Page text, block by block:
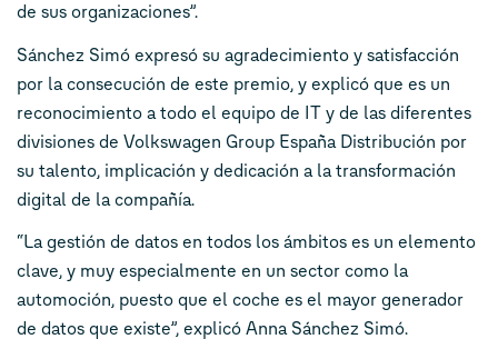
de sus organizaciones”.
Sánchez Simó expresó su agradecimiento y satisfacción
por la consecución de este premio, y explicó que es un
reconocimiento a todo el equipo de IT y de las diferentes
divisiones de Volkswagen Group España Distribución por
su talento, implicación y dedicación a la transformación
digital de la compañía.
“La gestión de datos en todos los ámbitos es un elemento
clave, y muy especialmente en un sector como la
automoción, puesto que el coche es el mayor generador
de datos que existe”, explicó Anna Sánchez Simó.